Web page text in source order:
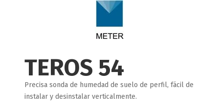
TEROS 54
Precisa sonda de humedad de suelo de perfil, fácil de
instalar y desinstalar verticalmente.